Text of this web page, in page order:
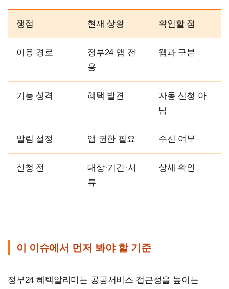
쟁점 현재 상황 확인할 점
이용 경로
정부24 앱 전
용
웹과 구분
기능 성격 혜택 발견
자동 신청 아
님
알림 설정 앱 권한 필요 수신 여부
신청 전
대상·기간·서
류
상세 확인
이 이슈에서 먼저 봐야 할 기준
정부24 혜택알리미는 공공서비스 접근성을 높이는